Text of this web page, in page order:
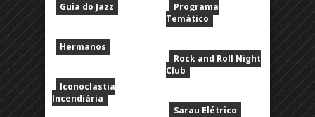
Guia do Jazz
Hermanos
Iconoclastia
Incendiária
Programa
Temático
Rock and Roll Night
Club
Sarau Elétrico